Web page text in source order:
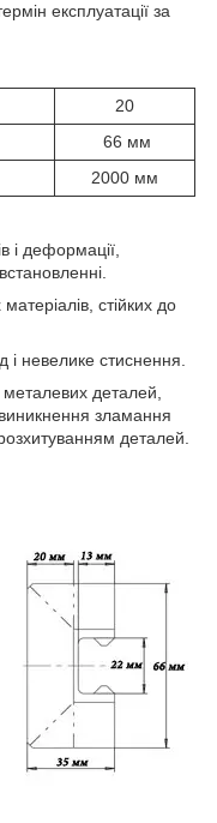
експлуатації за
20
66 мм
2000 мм
і деформації,
стійких до
і невелике стиснення.
деталей,
зламання
деталей.